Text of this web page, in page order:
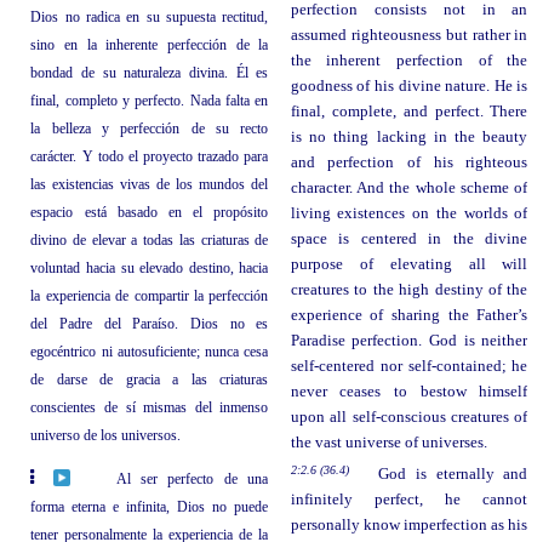
Dios no radica en su supuesta rectitud,
sino en la inherente perfección de la
bondad de su naturaleza divina. Él es
final, completo y perfecto. Nada falta en
la belleza y perfección de su recto
carácter. Y todo el proyecto trazado para
las existencias vivas de los mundos del
espacio está basado en el propósito
divino de elevar a todas las criaturas de
voluntad hacia su elevado destino, hacia
la experiencia de compartir la perfección
del Padre del Paraíso. Dios no es
egocéntrico ni autosuficiente; nunca cesa
de darse de gracia a las criaturas
conscientes de sí mismas del inmenso
universo de los universos.
perfection consists not in an
assumed righteousness but rather in
the inherent perfection of the
goodness of his divine nature. He is
final, complete, and perfect. There
is no thing lacking in the beauty
and perfection of his righteous
character. And the whole scheme of
living existences on the worlds of
space is centered in the divine
purpose of elevating all will
creatures to the high destiny of the
experience of sharing the Father’s
Paradise perfection. God is neither
self-centered nor self-contained; he
never ceases to bestow himself
upon all self-conscious creatures of
the vast universe of universes.
Al ser perfecto de una
forma eterna e infinita, Dios no puede
tener personalmente la experiencia de la
2:2.6 (36.4)
God is eternally and
infinitely perfect, he cannot
personally know imperfection as his